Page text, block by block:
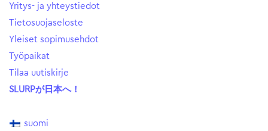
Yritys- ja yhteystiedot
Tietosuojaseloste
Yleiset sopimusehdot
Työpaikat
Tilaa uutiskirje
SLURPが日本へ！
suomi